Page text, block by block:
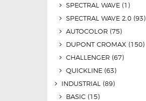
SPECTRAL WAVE (1)
SPECTRAL WAVE 2.0 (93)
AUTOCOLOR (75)
DUPONT CROMAX (150)
CHALLENGER (67)
QUICKLINE (63)
INDUSTRIAL (89)
BASIC (15)